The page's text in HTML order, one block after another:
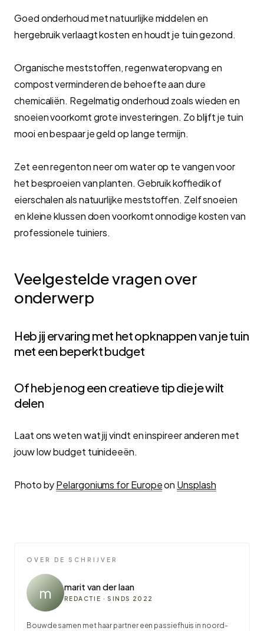
Goed onderhoud met natuurlijke middelen en
hergebruik verlaagt kosten en houdt je tuin gezond.
Organische meststoffen, regenwateropvang en
compost verminderen de behoefte aan dure
chemicaliën. Regelmatig onderhoud zoals wieden en
snoeien voorkomt grote investeringen. Zo blijft je tuin
mooi en bespaar je geld op lange termijn.
Zet een regenton neer om water op te vangen voor
het besproeien van planten. Gebruik koffiedik of
eierschalen als natuurlijke meststoffen. Zelf snoeien
en kleine klussen doen voorkomt onnodige kosten van
professionele tuiniers.
Veelgestelde vragen over
onderwerp
Heb jij ervaring met het opknappen van je tuin
met een beperkt budget
Of heb je nog een creatieve tip die je wilt
delen
Laat ons weten wat jij vindt en inspireer anderen met
jouw low budget tuinideeën.
Photo byPelargoniums for Europeon Unsplash
OVER DE SCHRIJVER
m marit van der laan
REDACTIE · SINDS 2022
Bouwde samen met haar partner een passiefhuis in noord-